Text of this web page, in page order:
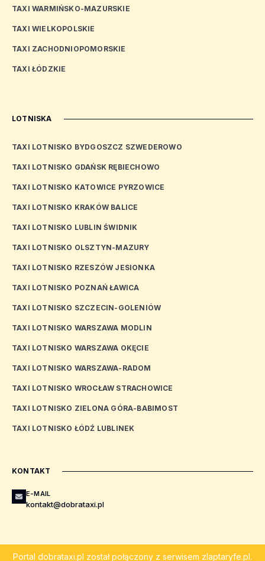
TAXI WARMIŃSKO-MAZURSKIE
TAXI WIELKOPOLSKIE
TAXI ZACHODNIOPOMORSKIE
TAXI ŁÓDZKIE
LOTNISKA
TAXI LOTNISKO BYDGOSZCZ SZWEDEROWO
TAXI LOTNISKO GDAŃSK RĘBIECHOWO
TAXI LOTNISKO KATOWICE PYRZOWICE
TAXI LOTNISKO KRAKÓW BALICE
TAXI LOTNISKO LUBLIN ŚWIDNIK
TAXI LOTNISKO OLSZTYN-MAZURY
TAXI LOTNISKO RZESZÓW JESIONKA
TAXI LOTNISKO POZNAŃ ŁAWICA
TAXI LOTNISKO SZCZECIN-GOLENIÓW
TAXI LOTNISKO WARSZAWA MODLIN
TAXI LOTNISKO WARSZAWA OKĘCIE
TAXI LOTNISKO WARSZAWA-RADOM
TAXI LOTNISKO WROCŁAW STRACHOWICE
TAXI LOTNISKO ZIELONA GÓRA-BABIMOST
TAXI LOTNISKO ŁÓDŹ LUBLINEK
KONTAKT
E-MAIL
kontakt@dobrataxi.pl
Portal dobrataxi.pl został połączony z serwisem zlaptaryfe.pl.